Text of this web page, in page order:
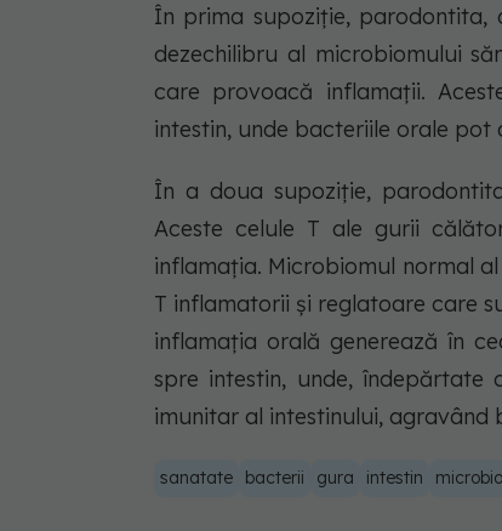
În prima supoziție, parodontita,
dezechilibru al microbiomului
care provoacă inflamații.
intestin, unde bacteriile orale
În a doua supoziție,
Aceste celule T ale gurii
inflamația. Microbiomul normal
T inflamatorii și reglatoare care
inflamația orală generează în
spre intestin, unde, îndepărtate
imunitar al intestinului, agravând
sanatate bacterii gura intestin